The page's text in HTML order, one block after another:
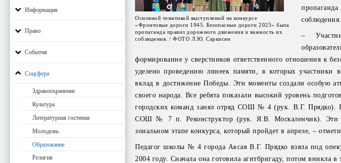
Информация
Право
События
Соцсфера
Здравоохранение
Культура
Литературная гостиная
Молодежь
Образование
Религия
Основной тематикой выступлений на конкурсе
«Фронтовые дороги 1945. Безопасные дороги 2025» была
пропаганда правил дорожного движения и важность их
соблюдения. / ФОТО Л.Ю. Саркисян
соблюдения.
–
формирование у сверстников ответственного отношения к
уделено проведению линеек памяти, в которых участники
вклад в достижение Победы. Эти моменты создали особую
своего народа. Все ребята показали высокий уровень
городских команд занял отряд СОШ № 4 (рук. В.Г. Прядко).
СОШ № 7 п. Реконструктор (рук. Я.В. Москаленчик). Эти
зональном этапе конкурса, который пройдет в апреле, –
Педагог школы № 4 города Аксая В.Г. Прядко взяла под
2004 году. Сначала она готовила агитбригаду, потом вникла в